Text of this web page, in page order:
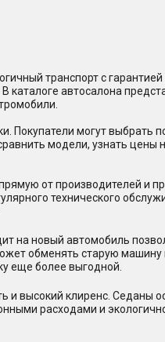
транспорт с
автосалона
Покупатели могут выбрать
модели, узнать цены
от производителей и
технического
на новый автомобиль
обменять старую машину
еще более выгодной.
и высокий клиренс. Седаны
расходами и